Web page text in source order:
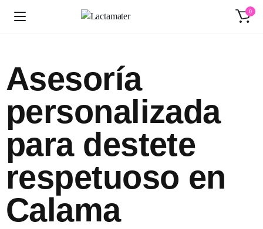
0
Asesoría
personalizada
para destete
respetuoso en
Calama